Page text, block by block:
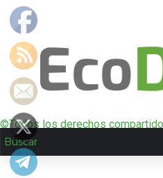
©Todos los derechos